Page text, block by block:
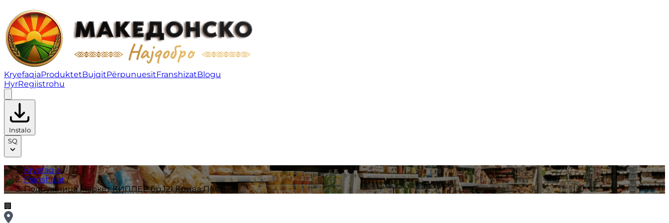
Подружница Маркет КИППЕР бр.121 Крива Паланка | Franshizat
KryefaqjaProduktetBujqitPërpunuesitFranshizatBlogu
HyrRegjistrohu
Instalo
SQ
Kryefaqja/
Franshizat/
Подружница Маркет КИППЕР бр.121 Крива Паланка
🏢